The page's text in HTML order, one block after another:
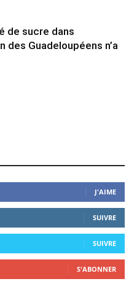
de sucre dans
des Guadeloupéens n’a
J'AIME
SUIVRE
SUIVRE
S'ABONNER